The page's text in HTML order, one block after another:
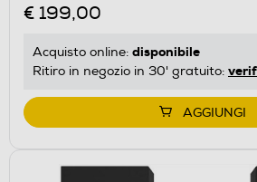
€ 199,00
Acquisto online: disponibile
Ritiro in negozio in 30' gratuito:
AGGIUNGI